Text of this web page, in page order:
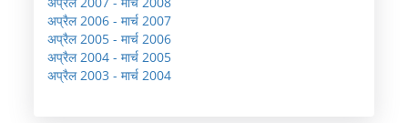
अप्रैल 2006 - मार्च 2007
अप्रैल 2005 - मार्च 2006
अप्रैल 2004 - मार्च 2005
अप्रैल 2003 - मार्च 2004